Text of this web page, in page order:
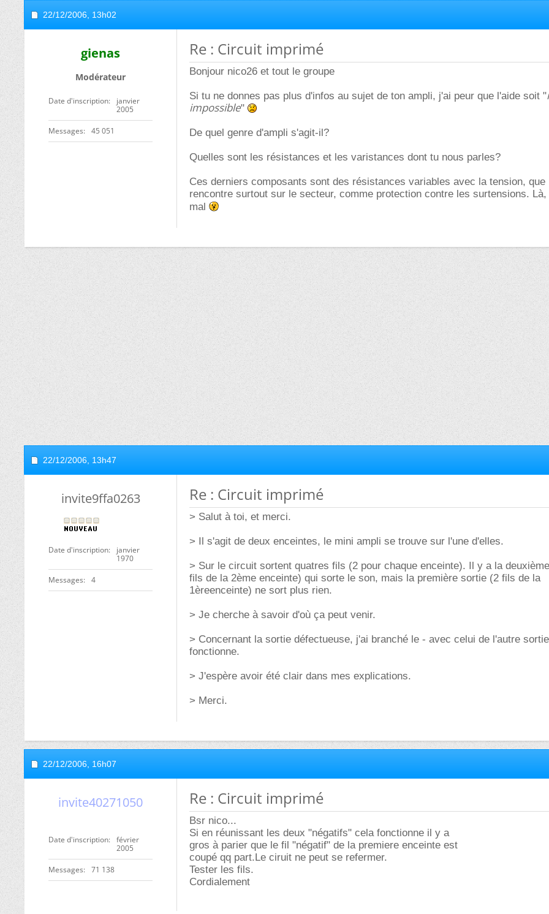
22/12/2006, 13h02
gienas
Modérateur
Date d'inscription
janvier
2005
Messages 45 051
Re : Circuit imprimé
Bonjour nico26 et tout le groupe
Si tu ne donnes pas plus d'infos au sujet de ton ampli, j'ai peur que l'aide soit "
impossible"
De quel genre d'ampli s'agit-il?
Quelles sont les résistances et les varistances dont tu nous parles?
Ces derniers composants sont des résistances variables avec la tension, que
rencontre surtout sur le secteur, comme protection contre les surtensions.
mal
22/12/2006, 13h47
invite9ffa0263
Date d'inscription
janvier
1970
Messages 4
Re : Circuit imprimé
> Salut à toi, et merci.
> Il s'agit de deux enceintes, le mini ampli se trouve sur l'une d'elles.
> Sur le circuit sortent quatres fils (2 pour chaque enceinte). Il y a la
fils de la 2ème enceinte) qui sorte le son, mais la première sortie (2 fils de la
1èreenceinte) ne sort plus rien.
> Je cherche à savoir d'où ça peut venir.
> Concernant la sortie défectueuse, j'ai branché le - avec celui de l'autre
fonctionne.
> J'espère avoir été clair dans mes explications.
> Merci.
22/12/2006, 16h07
invite40271050
Date d'inscription
février
2005
Messages 71 138
Re : Circuit imprimé
Bsr nico...
Si en réunissant les deux "négatifs" cela fonctionne il y a
gros à parier que le fil "négatif" de la premiere enceinte est
coupé qq part.Le ciruit ne peut se refermer.
Tester les fils.
Cordialement